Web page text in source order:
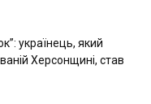
українець, який
Херсонщині, став